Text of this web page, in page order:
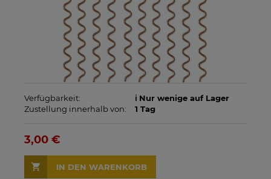
Verfügbarkeit:
ℹ️ Nur wenige auf Lager
Zustellung innerhalb von:
1 Tag
3,00 €
IN DEN WARENKORB